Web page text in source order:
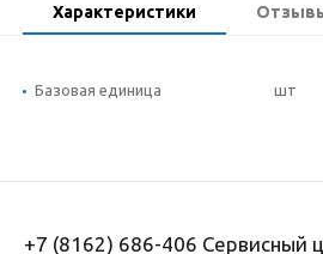
Характеристики
Базовая единица шт
+7 (8162) 686-406 Сервисный